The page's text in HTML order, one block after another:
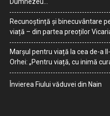
Dumnezeu…
Recunoștință și binecuvântare
viață – din partea preoților
Marșul pentru viață la cea de-a
Orhei: „Pentru viață, cu inimă
Învierea Fiului văduvei din Nain